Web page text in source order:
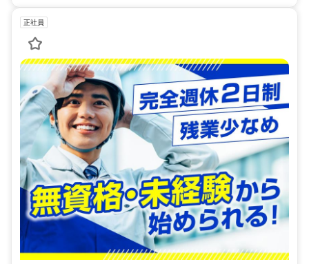
正社員